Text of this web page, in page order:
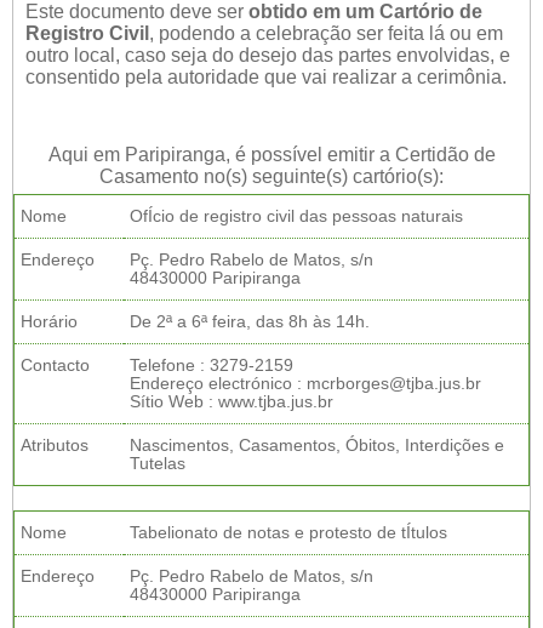
Este documento deve ser obtido em um Cartório de
Registro Civil , podendo a celebração ser feita lá ou em
outro local, caso seja do desejo das partes envolvidas, e
consentido pela autoridade que vai realizar a cerimônia.
Aqui em Paripiranga, é possível emitir a Certidão de
Casamento no(s) seguinte(s) cartório(s):
Nome OfÍcio de registro civil das pessoas naturais
Endereço
Pç. Pedro Rabelo de Matos, s/n
48430000 Paripiranga
Horário De 2ª a 6ª feira, das 8h às 14h.
Contacto
Telefone : 3279-2159
Endereço electrónico : mcrborges@tjba.jus.br
Sítio Web : www.tjba.jus.br
Atributos
Nascimentos, Casamentos, Óbitos, Interdições e
Tutelas
Nome Tabelionato de notas e protesto de tÍtulos
Endereço
Pç. Pedro Rabelo de Matos, s/n
48430000 Paripiranga